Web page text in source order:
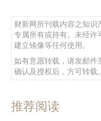
财新网所刊载内容之知识
专属所有或持有。未经许
建立镜像等任何使用。
如有意愿转载，请发邮件
确认及授权后，方可转载。
推荐阅读